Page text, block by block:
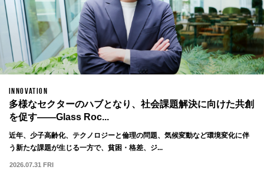
INNOVATION
多様なセクターのハブとなり、社会課題解決に向けた共創
を促す——Glass Roc...
近年、少子高齢化、テクノロジーと倫理の問題、気候変動など環境変化に伴
う新たな課題が生じる一方で、貧困・格差、ジ...
2026.07.31 FRI